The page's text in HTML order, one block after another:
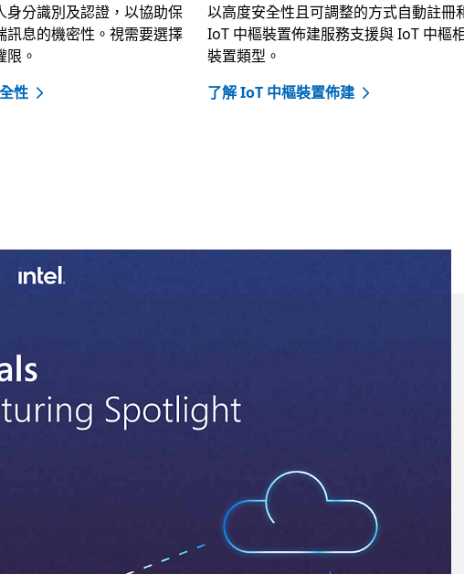
分識別及認證，以協助保
息的機密性。視需要選擇
。
性
以高度安全性且可調整的方式自動註冊
IoT 中樞裝置佈建服務支援與 IoT 中樞
裝置類型。
了解 IoT 中樞裝置佈建